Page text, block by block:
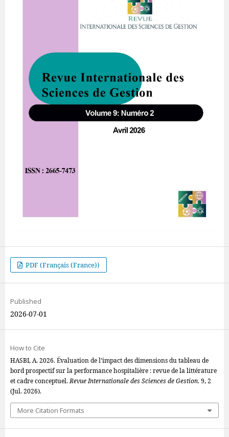
PDF (Français (France))
Published
2026-07-01
How to Cite
HASBI, A. 2026. Évaluation de l’impact des dimensions du tableau de
bord prospectif sur la performance hospitalière : revue de la littérature
et cadre conceptuel.Revue Internationale des Sciences de Gestion. 9, 2
(Jul. 2026).
More Citation Formats